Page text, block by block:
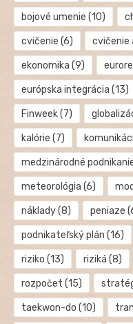
bojové umenie (10)
cvičenie (6) cvičenie
ekonomika (9)
európska integrácia (13)
Finweek(7)
kalórie (7)
medzinárodné
meteorológia (6)
náklady(8) peniaze
podnikateľský plán (16)
riziko (13) riziká (8)
rozpočet (15)
taekwon-do (10)